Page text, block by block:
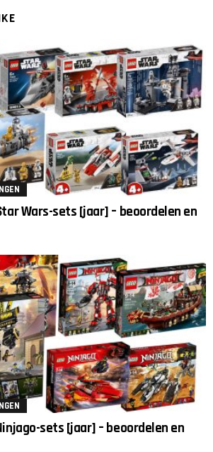
Wars-sets [jaar] – beoordelen en
sets [jaar] – beoordelen en